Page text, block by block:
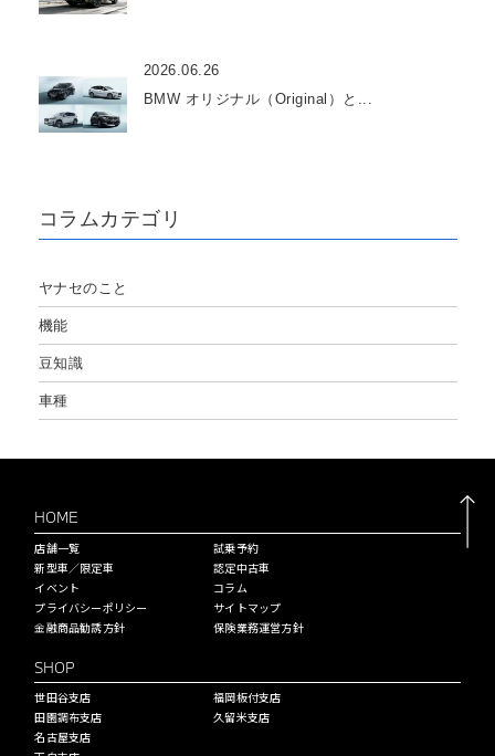
2026.06.26
BMW オリジナル（Original）と...
コラムカテゴリ
ヤナセのこと
機能
豆知識
車種
HOME
店舗一覧
新型車／限定車
イベント
プライバシーポリシー
金融商品勧誘方針
試乗予約
認定中古車
コラム
サイトマップ
保険業務運営方針
SHOP
世田谷支店
田園調布支店
名古屋支店
福岡板付支店
久留米支店